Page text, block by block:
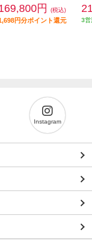
円 (税込)
円分ポイント還元 3営
Instagram